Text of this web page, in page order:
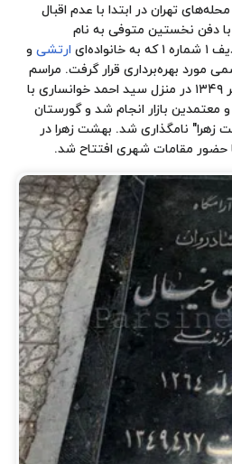
تهران در ابتدا با عدم اقبال
دفن نخستین متوفی به نام
ارتشی و
مورد بهره‌برداری قرار گرفت. مراسم
نامگذاری و وقف آن در ۱۵ تیر ۱۳۴۹ در منزل سید احمد خوانساری با
معتمدین بازار انجام شد و گورستان
زهرا" نامگذاری شد. بهشت زهرا در